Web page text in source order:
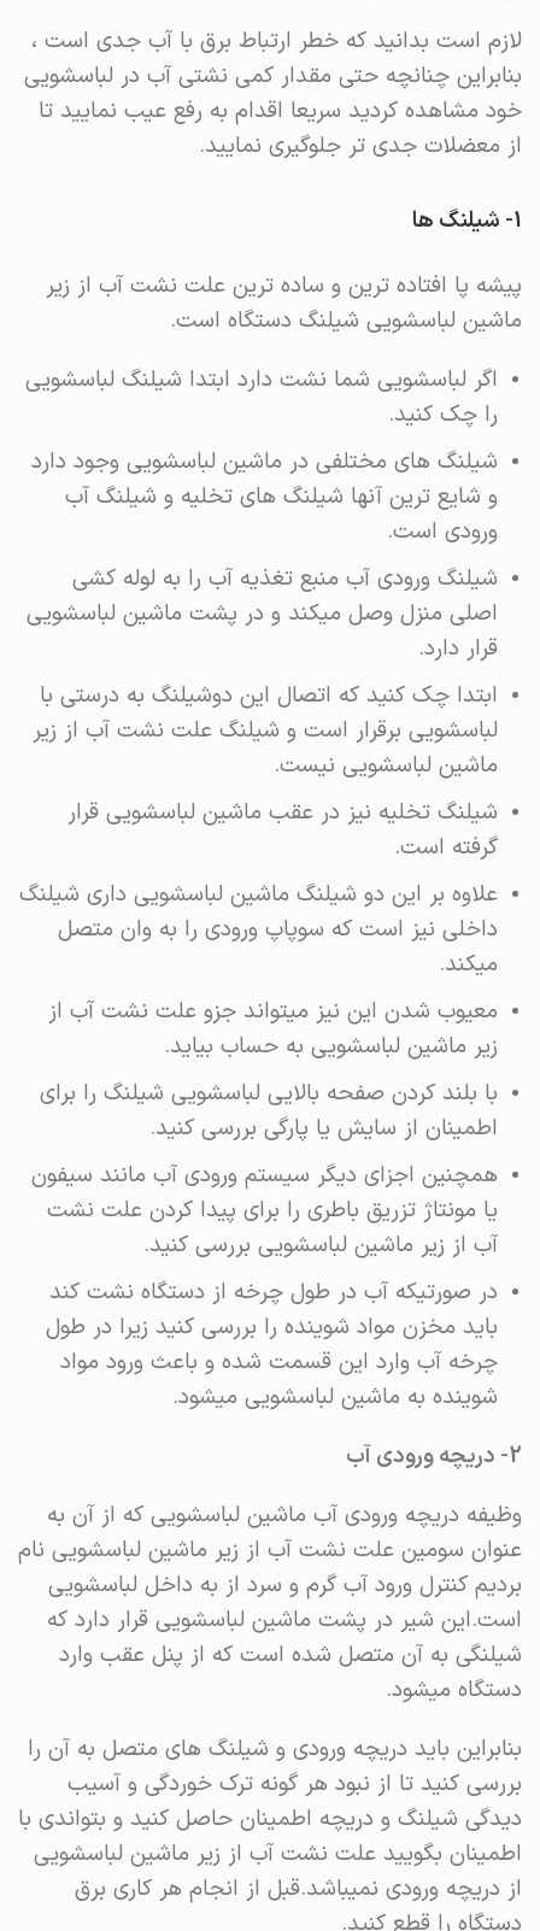
لازم است بدانید که خطر ارتباط برق با آب جدی است ،
بنابراین چنانچه حتی مقدار کمی نشتی آب در لباسشویی
خود مشاهده کردید سریعا اقدام به رفع عیب نمایید تا
از معضلات جدی تر جلوگیری نمایید.
1- شیلنگ ها
پیشه پا افتاده ترین و ساده ترین علت نشت آب از زیر
ماشین لباسشویی شیلنگ دستگاه است.
اگر لباسشویی شما نشت دارد ابتدا شیلنگ لباسشویی
را چک کنید.
شیلنگ های مختلفی در ماشین لباسشویی وجود دارد
و شایع ترین آنها شیلنگ های تخلیه و شیلنگ آب
ورودی است.
شیلنگ ورودی آب منبع تغذیه آب را به لوله کشی
اصلی منزل وصل میکند و در پشت ماشین لباسشویی
قرار دارد.
ابتدا چک کنید که اتصال این دوشیلنگ به درستی با
لباسشویی برقرار است و شیلنگ علت نشت آب از زیر
ماشین لباسشویی نیست.
شیلنگ تخلیه نیز در عقب ماشین لباسشویی قرار
گرفته است.
علاوه بر این دو شیلنگ ماشین لباسشویی داری شیلنگ
داخلی نیز است که سوپاپ ورودی را به وان متصل
میکند.
معیوب شدن این نیز میتواند جزو علت نشت آب از
زیر ماشین لباسشویی به حساب بیاید.
با بلند کردن صفحه بالایی لباسشویی شیلنگ را برای
اطمینان از سایش یا پارگی بررسی کنید.
همچنین اجزای دیگر سیستم ورودی آب مانند سیفون
یا مونتاژ تزریق باطری را برای پیدا کردن علت نشت
آب از زیر ماشین لباسشویی بررسی کنید.
در صورتیکه آب در طول چرخه از دستگاه نشت کند
باید مخزن مواد شوینده را بررسی کنید زیرا در طول
چرخه آب وارد این قسمت شده و باعث ورود مواد
شوینده به ماشین لباسشویی میشود.
2- دریچه ورودی آب
وظیفه دریچه ورودی آب ماشین لباسشویی که از آن به
عنوان سومین علت نشت آب از زیر ماشین لباسشویی نام
بردیم کنترل ورود آب گرم و سرد از به داخل لباسشویی
است.این شیر در پشت ماشین لباسشویی قرار دارد که
شیلنگی به آن متصل شده است که از پنل عقب وارد
دستگاه میشود.
بنابراین باید دریچه ورودی و شیلنگ های متصل به آن را
بررسی کنید تا از نبود هر گونه ترک خوردگی و آسیب
دیدگی شیلنگ و دریچه اطمینان حاصل کنید و بتواندی با
اطمینان بگویید علت نشت آب از زیر ماشین لباسشویی
از دریچه ورودی نمیباشد.قبل از انجام هر کاری برق
دستگاه را قطع کنید.